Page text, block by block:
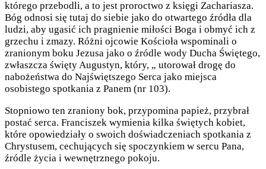
którego przebodli, a to jest proroctwo z księgi Zachariasza.
Bóg odnosi się tutaj do siebie jako do otwartego źródła dla
ludzi, aby ugasić ich pragnienie miłości Boga i obmyć ich z
grzechu i zmazy. Różni ojcowie Kościoła wspominali o
zranionym boku Jezusa jako o źródle wody Ducha Świętego,
zwłaszcza święty Augustyn, który, „ utorował drogę do
nabożeństwa do Najświętszego Serca jako miejsca
osobistego spotkania z Panem (nr 103).
Stopniowo ten zraniony bok, przypomina papież, przybrał
postać serca. Franciszek wymienia kilka świętych kobiet,
które opowiedziały o swoich doświadczeniach spotkania z
Chrystusem, cechujących się spoczynkiem w sercu Pana,
źródle życia i wewnętrznego pokoju.